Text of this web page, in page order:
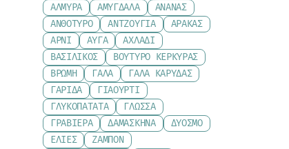
ΑΛΜΎΡΑ
ΑΜΎΓΔΑΛΑ
ΑΝΑΝΆΣ
ΑΝΘΌΤΥΡΟ
ΑΝΤΖΟΎΓΙΑ
ΑΡΑΚΆΣ
ΑΡΝΊ
ΑΥΓΆ
ΑΧΛΆΔΙ
ΒΑΣΙΛΙΚΌΣ
ΒΟΎΤΥΡΟ ΚΕΡΚΎΡΑΣ
ΒΡΏΜΗ
ΓΆΛΑ
ΓΆΛΑ ΚΑΡΎΔΑΣ
ΓΑΡΊΔΑ
ΓΙΑΟΎΡΤΙ
ΓΛΥΚΟΠΑΤΆΤΑ
ΓΛΏΣΣΑ
ΓΡΑΒΙΈΡΑ
ΔΑΜΆΣΚΗΝΑ
ΔΥΌΣΜΟ
ΕΛΙΈΣ
ΖΑΜΠΌΝ